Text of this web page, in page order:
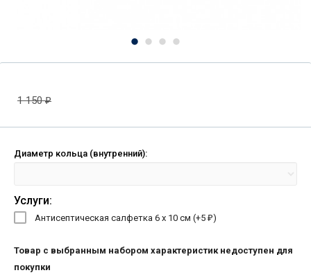
1 150₽
Диаметр кольца (внутренний):
Услуги:
Антисептическая салфетка 6 х 10 см (+5 ₽)
Товар с выбранным набором характеристик недоступен для
покупки